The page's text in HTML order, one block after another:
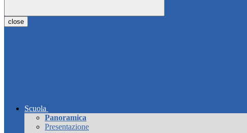
close
Scuola
Panoramica
Presentazione